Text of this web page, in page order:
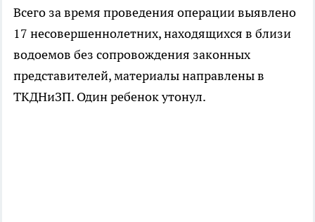
Всего за время проведения операции выявлено
17 несовершеннолетних, находящихся в близи
водоемов без сопровождения законных
представителей, материалы направлены в
ТКДНиЗП. Один ребенок утонул.